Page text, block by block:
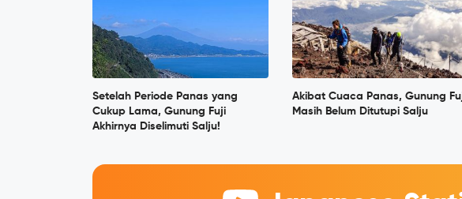
Setelah Periode Panas yang
Cukup Lama, Gunung Fuji
Akhirnya Diselimuti Salju!
Akibat Cuaca Panas, Gunung
Masih Belum Ditutupi Salju